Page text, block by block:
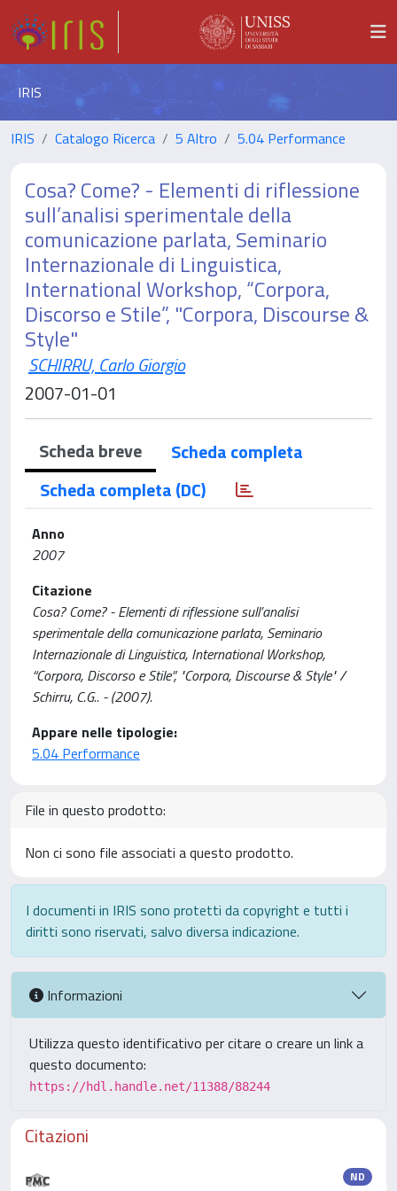
IRIS
IRIS Catalogo Ricerca 5 Altro 5.04 Performance
Cosa? Come? - Elementi di riflessione
sull’analisi sperimentale della
comunicazione parlata, Seminario
Internazionale di Linguistica,
International Workshop, “Corpora,
Discorso e Stile”, "Corpora, Discourse &
Style"
SCHIRRU, Carlo Giorgio
2007-01-01
Scheda breve
Scheda completa
Scheda completa (DC)
Anno
2007
Citazione
Cosa? Come? - Elementi di riflessione sull’analisi
sperimentale della comunicazione parlata, Seminario
Internazionale di Linguistica, International Workshop,
“Corpora, Discorso e Stile”, "Corpora, Discourse & Style" /
Schirru, C.G.. - (2007).
Appare nelle tipologie:
5.04 Performance
File in questo prodotto:
Non ci sono file associati a questo prodotto.
I documenti in IRIS sono protetti da copyright e tutti i
diritti sono riservati, salvo diversa indicazione.
Informazioni
Utilizza questo identificativo per citare o creare un link a
questo documento:
https://hdl.handle.net/11388/88244
Citazioni
ND